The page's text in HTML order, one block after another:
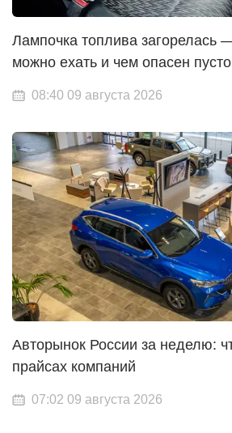
Лампочка топлива загорелась
можно ехать и чем опасен
08:40 09 августа 2026
Авторынок России за неделю:
прайсах компаний
07:02 09 августа 2026